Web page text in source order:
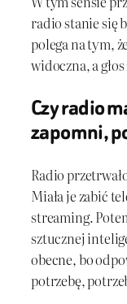
radio stanie się
polega na tym,
widoczna, a
Czy radio
zapomni,
Radio
Miała je zabić
streaming.
sztucznej
obecne, bo
potrzebę,